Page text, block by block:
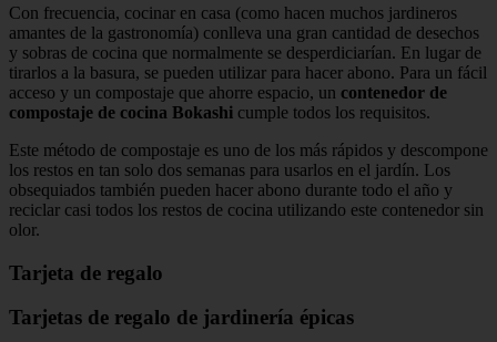
Con frecuencia, cocinar en casa (como hacen muchos jardineros
amantes de la gastronomía) conlleva una gran cantidad de desechos
y sobras de cocina que normalmente se desperdiciarían. En lugar de
tirarlos a la basura, se pueden utilizar para hacer abono. Para un fácil
acceso y un compostaje que ahorre espacio, un contenedor de
compostaje de cocina Bokashi cumple todos los requisitos.
Este método de compostaje es uno de los más rápidos y descompone
los restos en tan solo dos semanas para usarlos en el jardín. Los
obsequiados también pueden hacer abono durante todo el año y
reciclar casi todos los restos de cocina utilizando este contenedor sin
olor.
Tarjeta de regalo
Tarjetas de regalo de jardinería épicas